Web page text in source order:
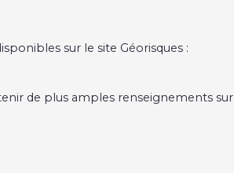
sur le site Géorisques :
de plus amples renseignements sur